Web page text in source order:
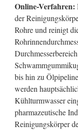
Online-Verfahren:
der
Rohre und reinigt
bis hin zu
werden
Kühlturmwasser
pharmazeutische
Reinigungskörper